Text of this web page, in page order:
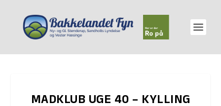
MADKLUB UGE 40 – KYLLING